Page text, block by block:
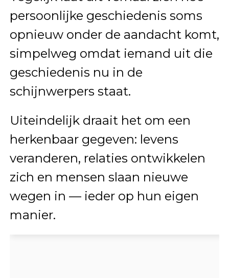
persoonlijke geschiedenis soms
opnieuw onder de aandacht komt,
simpelweg omdat iemand uit die
geschiedenis nu in de
schijnwerpers staat.
Uiteindelijk draait het om een
herkenbaar gegeven: levens
veranderen, relaties ontwikkelen
zich en mensen slaan nieuwe
wegen in — ieder op hun eigen
manier.